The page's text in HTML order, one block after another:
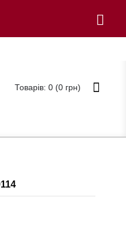
Товарів: 0 (0 грн)